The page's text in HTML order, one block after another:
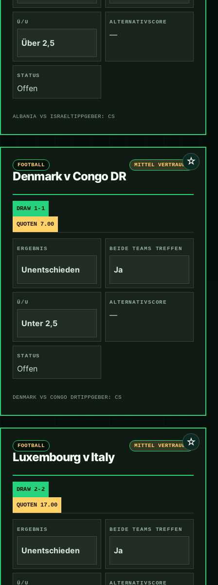
Ü/U
Über 2,5
ALTERNATIVSCORE
—
STATUS
Offen
ALBANIA VS ISRAELTIPPGEBER: CS
☆
FOOTBALL MITTEL VERTRAUEN
Denmark v Congo DR
DRAW 1-1
QUOTEN 7.00
ERGEBNIS
Unentschieden
BEIDE TEAMS TREFFEN
Ja
Ü/U
Unter 2,5
ALTERNATIVSCORE
—
STATUS
Offen
DENMARK VS CONGO DRTIPPGEBER: CS
☆
FOOTBALL MITTEL VERTRAUEN
Luxembourg v Italy
DRAW 2-2
QUOTEN 17.00
ERGEBNIS
Unentschieden
BEIDE TEAMS TREFFEN
Ja
Ü/U ALTERNATIVSCORE